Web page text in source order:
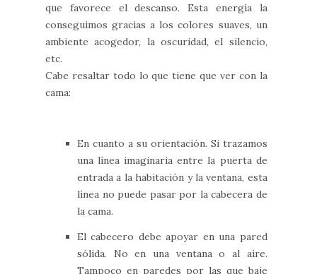
que favorece el descanso. Esta energía la
conseguimos gracias a los colores suaves, un
ambiente acogedor, la oscuridad, el silencio,
etc.
Cabe resaltar todo lo que tiene que ver con la
cama:
En cuanto a su orientación. Si trazamos
una línea imaginaria entre la puerta de
entrada a la habitación y la ventana, esta
línea no puede pasar por la cabecera de
la cama.
El cabecero debe apoyar en una pared
sólida. No en una ventana o al aire.
Tampoco en paredes por las que baje